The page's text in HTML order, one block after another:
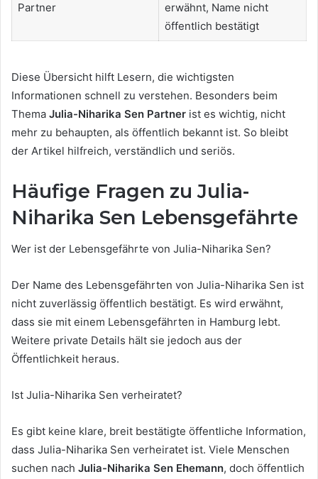
Partner
erwähnt, Name nicht
öffentlich bestätigt
Diese Übersicht hilft Lesern, die wichtigsten
Informationen schnell zu verstehen. Besonders beim
Thema Julia-Niharika Sen Partner ist es wichtig, nicht
mehr zu behaupten, als öffentlich bekannt ist. So bleibt
der Artikel hilfreich, verständlich und seriös.
Häufige Fragen zu Julia-
Niharika Sen Lebensgefährte
Wer ist der Lebensgefährte von Julia-Niharika Sen?
Der Name des Lebensgefährten von Julia-Niharika Sen ist
nicht zuverlässig öffentlich bestätigt. Es wird erwähnt,
dass sie mit einem Lebensgefährten in Hamburg lebt.
Weitere private Details hält sie jedoch aus der
Öffentlichkeit heraus.
Ist Julia-Niharika Sen verheiratet?
Es gibt keine klare, breit bestätigte öffentliche Information,
dass Julia-Niharika Sen verheiratet ist. Viele Menschen
suchen nach Julia-Niharika Sen Ehemann, doch öffentlich